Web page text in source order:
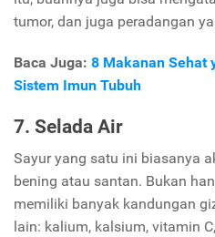
tumor, dan juga peradangan
Baca Juga: 8 Makanan Sehat
Sistem Imun Tubuh
7. Selada Air
Sayur yang satu ini biasanya
bening atau santan. Bukan
memiliki banyak kandungan
lain: kalium, kalsium, vitamin